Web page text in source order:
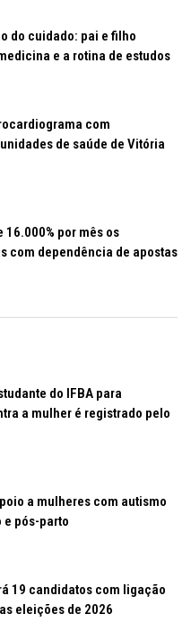
do cuidado: pai e filho
e a rotina de estudos
com
de saúde de Vitória
16.000% por mês os
com dependência de apostas
do IFBA para
a mulher é registrado pelo
a mulheres com autismo
e pós-parto
19 candidatos com ligação
eleições de 2026